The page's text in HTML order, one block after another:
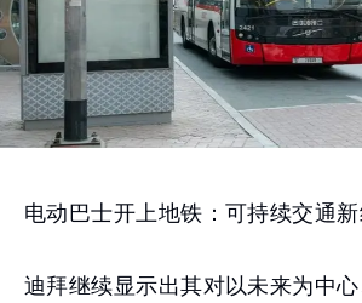
电动巴士开上地铁：可持续交通
迪拜继续显示出其对以未来为中